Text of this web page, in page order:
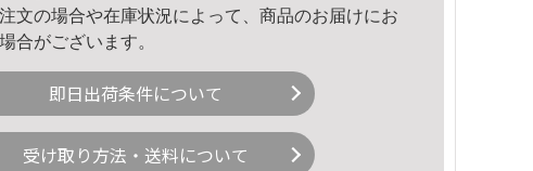
文の場合や在庫状況によって、商品のお届けにお
合がございます。
即日出荷条件について
受け取り方法・送料について